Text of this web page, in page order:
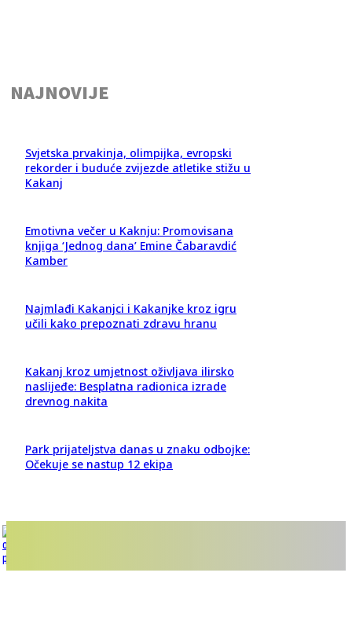
NAJNOVIJE
Svjetska prvakinja, olimpijka, evropski
rekorder i buduće zvijezde atletike stižu u
Kakanj
Emotivna večer u Kaknju: Promovisana
knjiga ‘Jednog dana’ Emine Čabaravdić
Kamber
Najmlađi Kakanjci i Kakanjke kroz igru
učili kako prepoznati zdravu hranu
Kakanj kroz umjetnost oživljava ilirsko
naslijeđe: Besplatna radionica izrade
drevnog nakita
Park prijateljstva danas u znaku odbojke:
Očekuje se nastup 12 ekipa